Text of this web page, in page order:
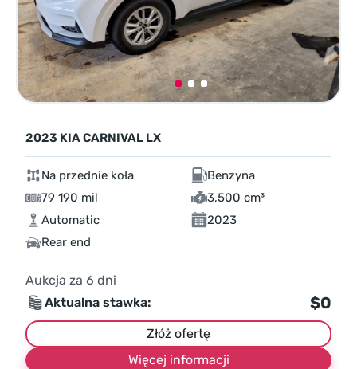
2023 KIA CARNIVAL LX
Na przednie koła
Benzyna
79 190 mil
3,500 cm³
Automatic
2023
Rear end
Aukcja za 6 dni
Aktualna stawka:
$0
Złóż ofertę
Więcej informacji